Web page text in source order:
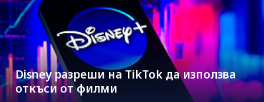
Disney разреши на TikTok да използва
откъси от филми